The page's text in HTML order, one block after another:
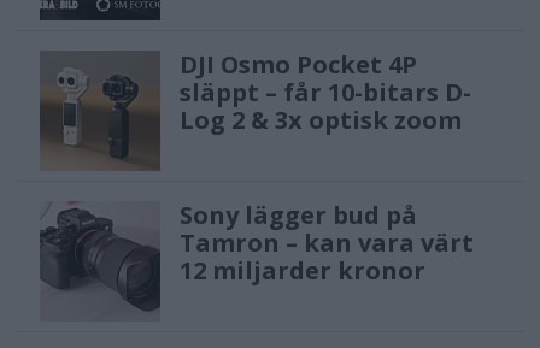
control, the Alpha 7 V achieves up to 16
stops of dynamic range[11], ensuring
remarkable tonal detail across
highlights and shadows. Even in
scenes with extreme contrast, it
expresses natural and smooth
gradations from dark to bright areas.
DJI Osmo Pocket 4P
släppt – får 10-bitars D-
Log 2 & 3x optisk zoom
Sony lägger bud på
Tamron – kan vara värt
12 miljarder kronor